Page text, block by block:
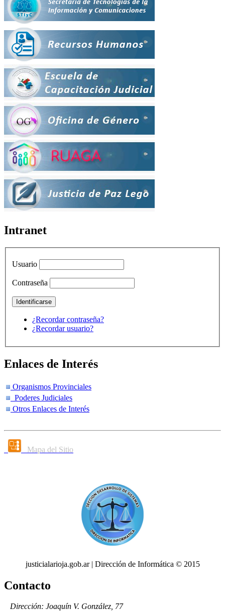
Intranet
Usuario
Contraseña
¿Recordar contraseña?
¿Recordar usuario?
Enlaces de Interés
Organismos Provinciales
Poderes Judiciales
Otros Enlaces de Interés
Mapa del Sitio
justicialarioja.gob.ar | Dirección de Informática © 2015
Contacto
Dirección: Joaquín V. González, 77